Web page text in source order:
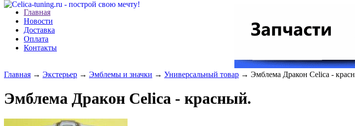
Главная
Новости
Доставка
Оплата
Контакты
Главная → Экстерьер → Эмблемы и значки → Универсальный товар → Эмблема Дракон Celica -
Эмблема Дракон Celica - красный.